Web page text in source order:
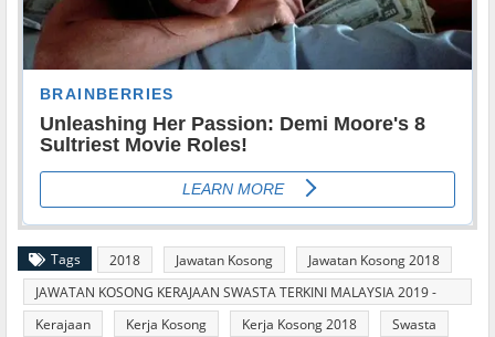
Tags 2018 Jawatan Kosong
Jawatan Kosong 2018
JAWATAN KOSONG KERAJAAN SWASTA TERKINI MALAYSIA 2019 -
2020
Kerajaan Kerja Kosong Kerja Kosong 2018 Swasta